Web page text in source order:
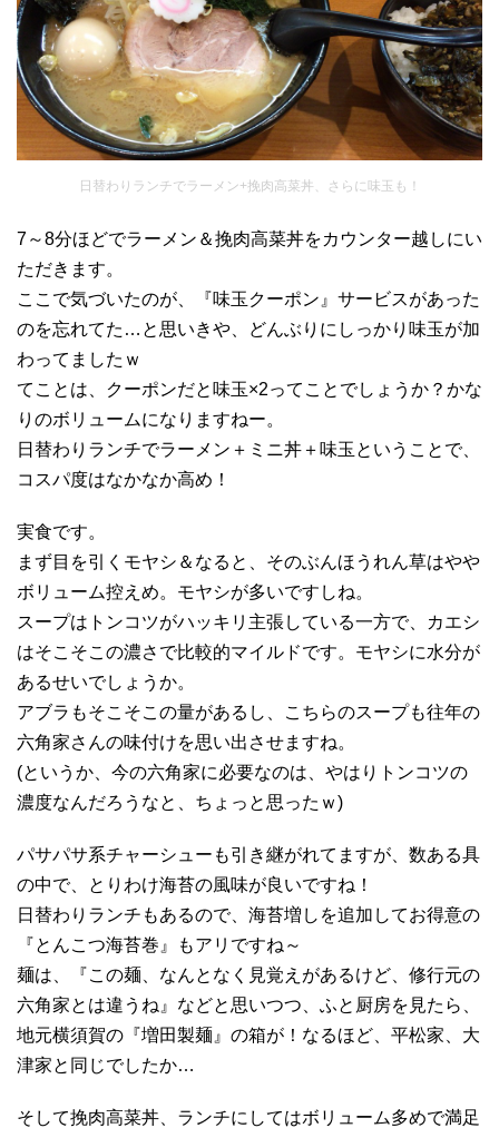
日替わりランチでラーメン+挽肉高菜丼、さらに味玉も！
7～8分ほどでラーメン＆挽肉高菜丼をカウンター越しにい
ただきます。
ここで気づいたのが、『味玉クーポン』サービスがあった
のを忘れてた…と思いきや、どんぶりにしっかり味玉が加
わってましたｗ
てことは、クーポンだと味玉×2ってことでしょうか？かな
りのボリュームになりますねー。
日替わりランチでラーメン＋ミニ丼＋味玉ということで、
コスパ度はなかなか高め！
実食です。
まず目を引くモヤシ＆なると、そのぶんほうれん草はやや
ボリューム控えめ。モヤシが多いですしね。
スープはトンコツがハッキリ主張している一方で、カエシ
はそこそこの濃さで比較的マイルドです。モヤシに水分が
あるせいでしょうか。
アブラもそこそこの量があるし、こちらのスープも往年の
六角家さんの味付けを思い出させますね。
(というか、今の六角家に必要なのは、やはりトンコツの
濃度なんだろうなと、ちょっと思ったｗ)
パサパサ系チャーシューも引き継がれてますが、数ある具
の中で、とりわけ海苔の風味が良いですね！
日替わりランチもあるので、海苔増しを追加してお得意の
『とんこつ海苔巻』もアリですね～
麺は、『この麺、なんとなく見覚えがあるけど、修行元の
六角家とは違うね』などと思いつつ、ふと厨房を見たら、
地元横須賀の『増田製麺』の箱が！なるほど、平松家、大
津家と同じでしたか…
そして挽肉高菜丼、ランチにしてはボリューム多めで満足